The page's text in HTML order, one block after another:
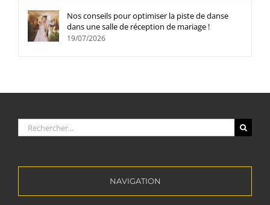
Nos conseils pour optimiser la piste de danse
dans une salle de réception de mariage !
19/07/2026
Rechercher:
NAVIGATION